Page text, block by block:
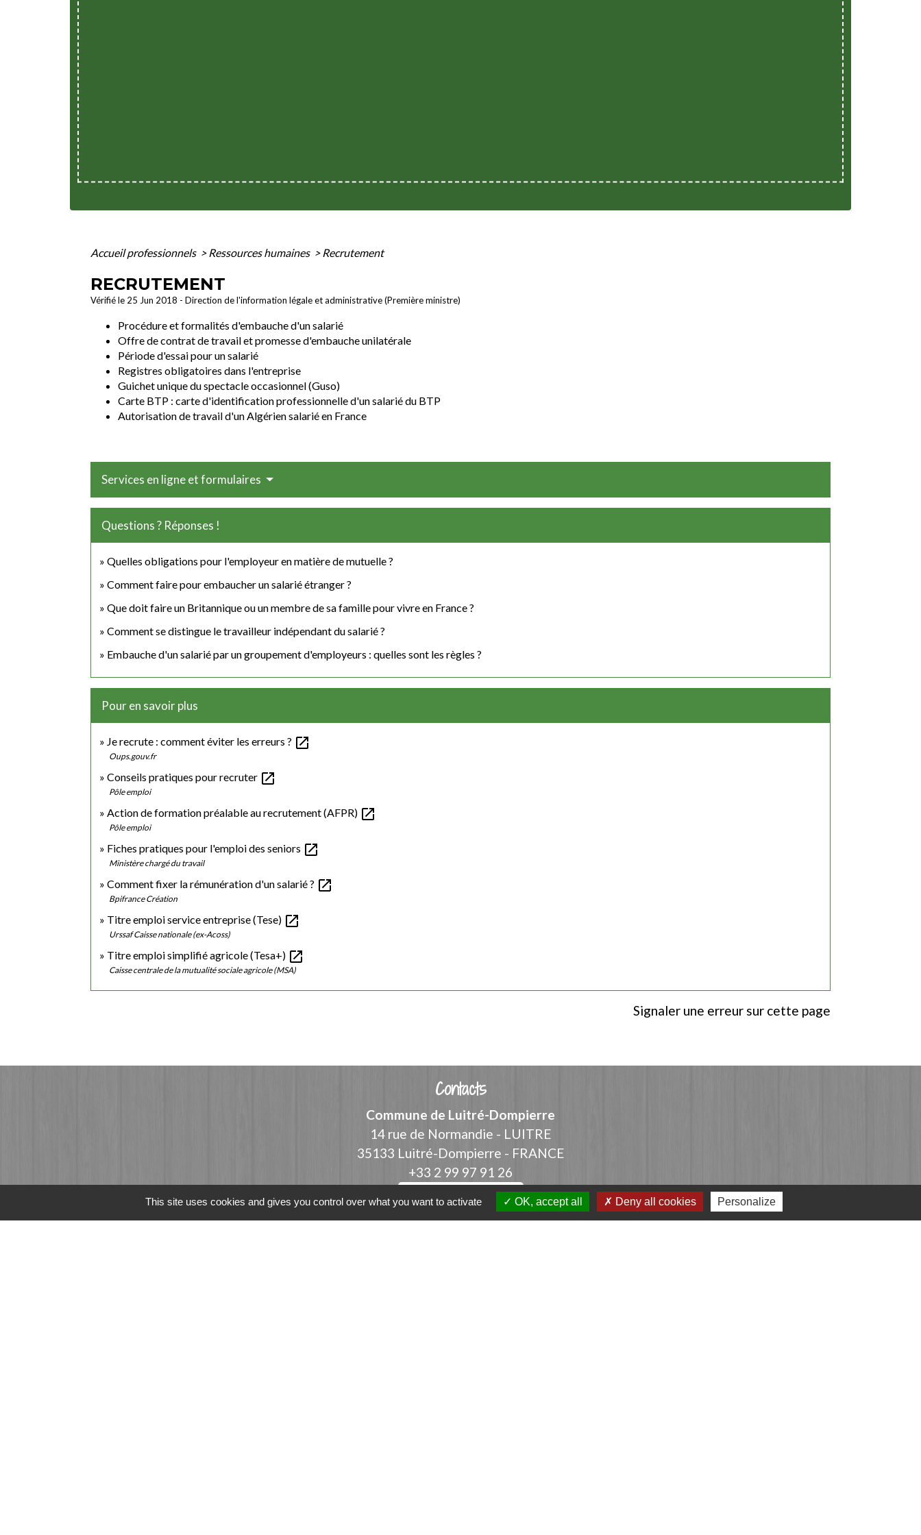
Accueil professionnels > Ressources humaines > Recrutement
RECRUTEMENT
Vérifié le 25 Jun 2018 - Direction de l'information légale et administrative (Première ministre)
Procédure et formalités d'embauche d'un salarié
Offre de contrat de travail et promesse d'embauche unilatérale
Période d'essai pour un salarié
Registres obligatoires dans l'entreprise
Guichet unique du spectacle occasionnel (Guso)
Carte BTP : carte d'identification professionnelle d'un salarié du BTP
Autorisation de travail d'un Algérien salarié en France
Services en ligne et formulaires
Questions ? Réponses !
Quelles obligations pour l'employeur en matière de mutuelle ?
Comment faire pour embaucher un salarié étranger ?
Que doit faire un Britannique ou un membre de sa famille pour vivre en France ?
Comment se distingue le travailleur indépendant du salarié ?
Embauche d'un salarié par un groupement d'employeurs : quelles sont les règles ?
Pour en savoir plus
Je recrute : comment éviter les erreurs ? open_in_new
Oups.gouv.fr
Conseils pratiques pour recruter open_in_new
Pôle emploi
Action de formation préalable au recrutement (AFPR) open_in_new
Pôle emploi
Fiches pratiques pour l'emploi des seniors open_in_new
Ministère chargé du travail
Comment fixer la rémunération d'un salarié ? open_in_new
Bpifrance Création
Titre emploi service entreprise (Tese) open_in_new
Urssaf Caisse nationale (ex-Acoss)
Titre emploi simplifié agricole (Tesa+) open_in_new
Caisse centrale de la mutualité sociale agricole (MSA)
Signaler une erreur sur cette page
Contacts
Commune de Luitré-Dompierre
14 rue de Normandie - LUITRE
35133 Luitré-Dompierre - FRANCE
+33 2 99 97 91 26
Contact par formulaire
This site uses cookies and gives you control over what you want to activate OK, accept all Deny all cookies Personalize